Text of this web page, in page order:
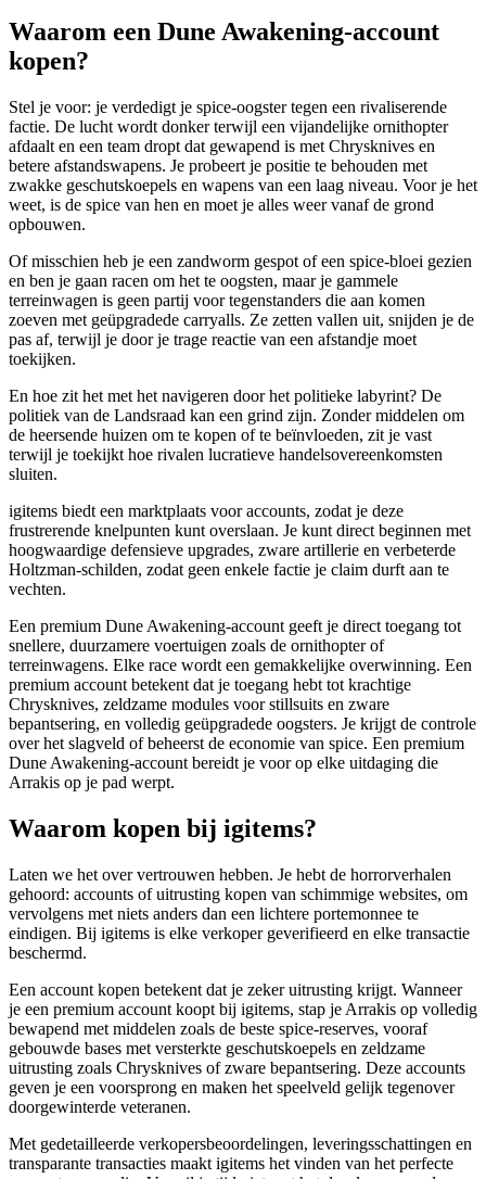
Waarom een Dune Awakening-account
kopen?
Stel je voor: je verdedigt je spice-oogster tegen een rivaliserende
factie. De lucht wordt donker terwijl een vijandelijke ornithopter
afdaalt en een team dropt dat gewapend is met Chrysknives en
betere afstandswapens. Je probeert je positie te behouden met
zwakke geschutskoepels en wapens van een laag niveau. Voor je het
weet, is de spice van hen en moet je alles weer vanaf de grond
opbouwen.
Of misschien heb je een zandworm gespot of een spice-bloei gezien
en ben je gaan racen om het te oogsten, maar je gammele
terreinwagen is geen partij voor tegenstanders die aan komen
zoeven met geüpgradede carryalls. Ze zetten vallen uit, snijden je de
pas af, terwijl je door je trage reactie van een afstandje moet
toekijken.
En hoe zit het met het navigeren door het politieke labyrint? De
politiek van de Landsraad kan een grind zijn. Zonder middelen om
de heersende huizen om te kopen of te beïnvloeden, zit je vast
terwijl je toekijkt hoe rivalen lucratieve handelsovereenkomsten
sluiten.
igitems biedt een marktplaats voor accounts, zodat je deze
frustrerende knelpunten kunt overslaan. Je kunt direct beginnen met
hoogwaardige defensieve upgrades, zware artillerie en verbeterde
Holtzman-schilden, zodat geen enkele factie je claim durft aan te
vechten.
Een premium Dune Awakening-account geeft je direct toegang tot
snellere, duurzamere voertuigen zoals de ornithopter of
terreinwagens. Elke race wordt een gemakkelijke overwinning. Een
premium account betekent dat je toegang hebt tot krachtige
Chrysknives, zeldzame modules voor stillsuits en zware
bepantsering, en volledig geüpgradede oogsters. Je krijgt de controle
over het slagveld of beheerst de economie van spice. Een premium
Dune Awakening-account bereidt je voor op elke uitdaging die
Arrakis op je pad werpt.
Waarom kopen bij igitems?
Laten we het over vertrouwen hebben. Je hebt de horrorverhalen
gehoord: accounts of uitrusting kopen van schimmige websites, om
vervolgens met niets anders dan een lichtere portemonnee te
eindigen. Bij igitems is elke verkoper geverifieerd en elke transactie
beschermd.
Een account kopen betekent dat je zeker uitrusting krijgt. Wanneer
je een premium account koopt bij igitems, stap je Arrakis op volledig
bewapend met middelen zoals de beste spice-reserves, vooraf
gebouwde bases met versterkte geschutskoepels en zeldzame
uitrusting zoals Chrysknives of zware bepantsering. Deze accounts
geven je een voorsprong en maken het speelveld gelijk tegenover
doorgewinterde veteranen.
Met gedetailleerde verkopersbeoordelingen, leveringsschattingen en
transparante transacties maakt igitems het vinden van het perfecte